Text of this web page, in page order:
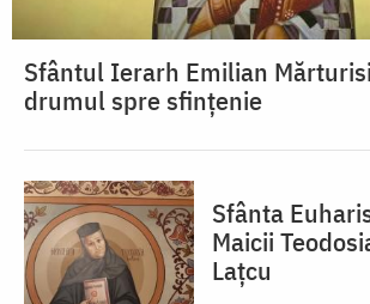
Sfântul Ierarh Emilian
drumul spre sfințenie
Sfânta
Maicii
Lațcu